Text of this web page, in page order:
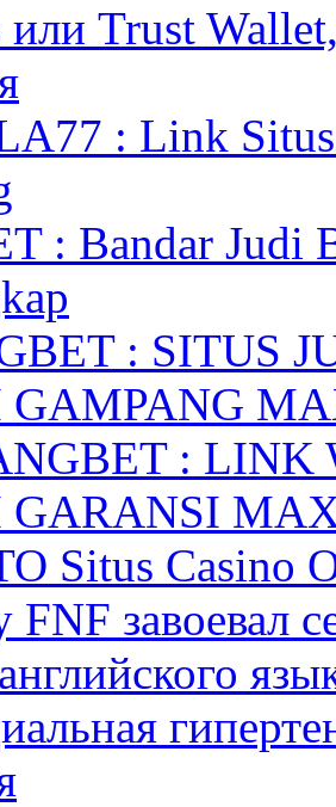
или Trust
: Link Situs
: Bandar Judi
: SITUS
GAMPANG
: LINK
GARANSI
Situs Casino
завоевал